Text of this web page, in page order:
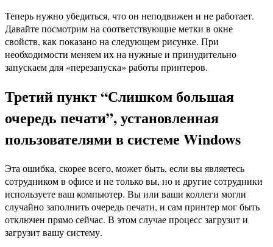
Теперь нужно убедиться, что он неподвижен и не работает.
Давайте посмотрим на соответствующие метки в окне
свойств, как показано на следующем рисунке. При
необходимости меняем их на нужные и принудительно
запускаем для «перезапуска» работы принтеров.
Третий пункт “Слишком большая
очередь печати”, установленная
пользователями в системе Windows
Эта ошибка, скорее всего, может быть, если вы являетесь
сотрудником в офисе и не только вы, но и другие сотрудники
используете ваш компьютер. Вы или ваши коллеги могли
случайно заполнить очередь печати, и сам принтер мог быть
отключен прямо сейчас. В этом случае процесс загрузит и
загрузит вашу систему.